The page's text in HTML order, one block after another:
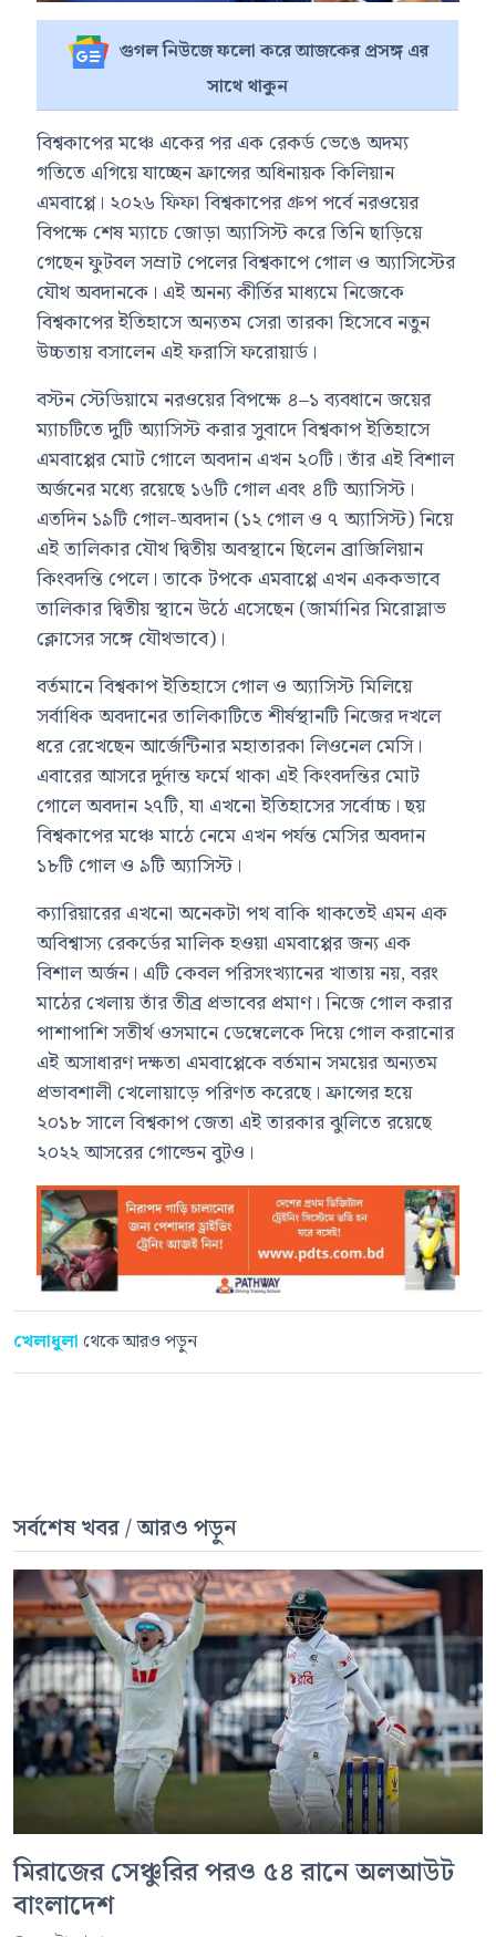
গুগল নিউজে ফলো করে আজকের প্রসঙ্গ এর
সাথে থাকুন
বিশ্বকাপের মঞ্চে একের পর এক রেকর্ড ভেঙে অদম্য
গতিতে এগিয়ে যাচ্ছেন ফ্রান্সের অধিনায়ক কিলিয়ান
এমবাপ্পে। ২০২৬ ফিফা বিশ্বকাপের গ্রুপ পর্বে নরওয়ের
বিপক্ষে শেষ ম্যাচে জোড়া অ্যাসিস্ট করে তিনি ছাড়িয়ে
গেছেন ফুটবল সম্রাট পেলের বিশ্বকাপে গোল ও অ্যাসিস্টের
যৌথ অবদানকে। এই অনন্য কীর্তির মাধ্যমে নিজেকে
বিশ্বকাপের ইতিহাসে অন্যতম সেরা তারকা হিসেবে নতুন
উচ্চতায় বসালেন এই ফরাসি ফরোয়ার্ড।
বস্টন স্টেডিয়ামে নরওয়ের বিপক্ষে ৪–১ ব্যবধানে জয়ের
ম্যাচটিতে দুটি অ্যাসিস্ট করার সুবাদে বিশ্বকাপ ইতিহাসে
এমবাপ্পের মোট গোলে অবদান এখন ২০টি। তাঁর এই বিশাল
অর্জনের মধ্যে রয়েছে ১৬টি গোল এবং ৪টি অ্যাসিস্ট।
এতদিন ১৯টি গোল-অবদান (১২ গোল ও ৭ অ্যাসিস্ট) নিয়ে
এই তালিকার যৌথ দ্বিতীয় অবস্থানে ছিলেন ব্রাজিলিয়ান
কিংবদন্তি পেলে। তাকে টপকে এমবাপ্পে এখন এককভাবে
তালিকার দ্বিতীয় স্থানে উঠে এসেছেন (জার্মানির মিরোস্লাভ
ক্লোসের সঙ্গে যৌথভাবে)।
বর্তমানে বিশ্বকাপ ইতিহাসে গোল ও অ্যাসিস্ট মিলিয়ে
সর্বাধিক অবদানের তালিকাটিতে শীর্ষস্থানটি নিজের দখলে
ধরে রেখেছেন আর্জেন্টিনার মহাতারকা লিওনেল মেসি।
এবারের আসরে দুর্দান্ত ফর্মে থাকা এই কিংবদন্তির মোট
গোলে অবদান ২৭টি, যা এখনো ইতিহাসের সর্বোচ্চ। ছয়
বিশ্বকাপের মঞ্চে মাঠে নেমে এখন পর্যন্ত মেসির অবদান
১৮টি গোল ও ৯টি অ্যাসিস্ট।
ক্যারিয়ারের এখনো অনেকটা পথ বাকি থাকতেই এমন এক
অবিশ্বাস্য রেকর্ডের মালিক হওয়া এমবাপ্পের জন্য এক
বিশাল অর্জন। এটি কেবল পরিসংখ্যানের খাতায় নয়, বরং
মাঠের খেলায় তাঁর তীব্র প্রভাবের প্রমাণ। নিজে গোল করার
পাশাপাশি সতীর্থ ওসমানে ডেম্বেলেকে দিয়ে গোল করানোর
এই অসাধারণ দক্ষতা এমবাপ্পেকে বর্তমান সময়ের অন্যতম
প্রভাবশালী খেলোয়াড়ে পরিণত করেছে। ফ্রান্সের হয়ে
২০১৮ সালে বিশ্বকাপ জেতা এই তারকার ঝুলিতে রয়েছে
২০২২ আসরের গোল্ডেন বুটও।
খেলাধুলা থেকে আরও পড়ুন
সর্বশেষ খবর / আরও পড়ুন
মিরাজের সেঞ্চুরির পরও ৫৪ রানে অলআউট
বাংলাদেশ